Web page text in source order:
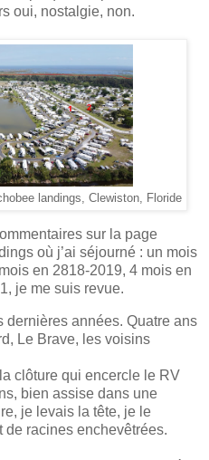
oui, nostalgie, non.
landings, Clewiston, Floride
sur la page
où j’ai séjourné : un mois
en 2818-2019, 4 mois en
je me suis revue.
dernières années. Quatre ans
Le Brave, les voisins
clôture qui encercle le RV
bien assise dans une
je levais la tête, je le
de racines enchevêtrées.